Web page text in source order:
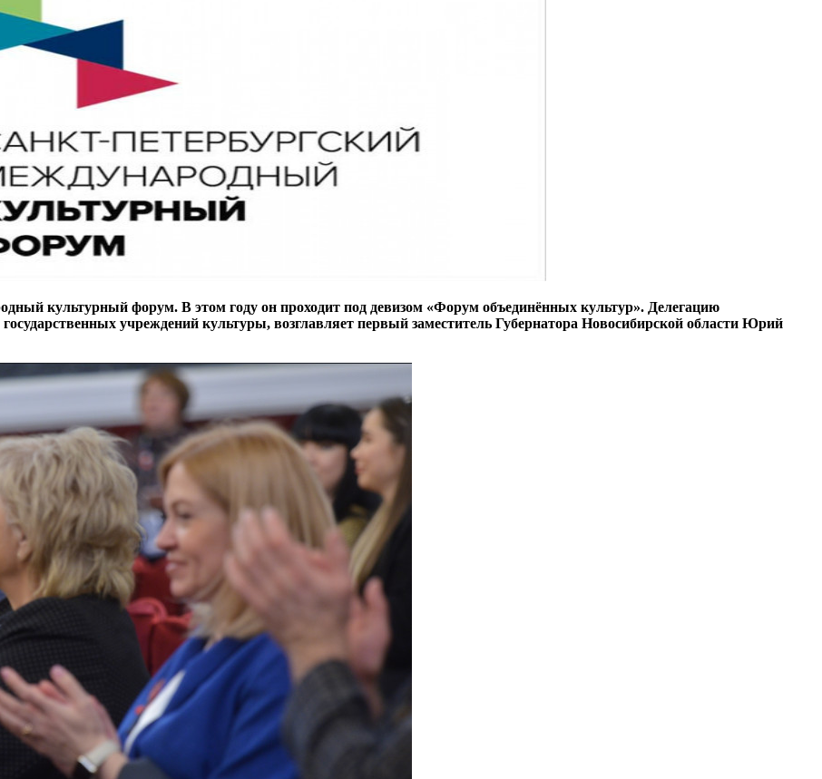
культурный форум. В этом году он проходит под девизом «Форум объединённых культур». Делегацию
учреждений культуры, возглавляет первый заместитель Губернатора Новосибирской области Юрий